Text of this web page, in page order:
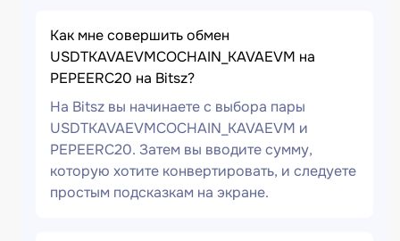
Как мне совершить обмен
USDTKAVAEVMCOCHAIN_KAVAEVM на
PEPEERC20 на Bitsz?
На Bitsz вы начинаете с выбора пары
USDTKAVAEVMCOCHAIN_KAVAEVM и
PEPEERC20. Затем вы вводите сумму,
которую хотите конвертировать, и следуете
простым подсказкам на экране.